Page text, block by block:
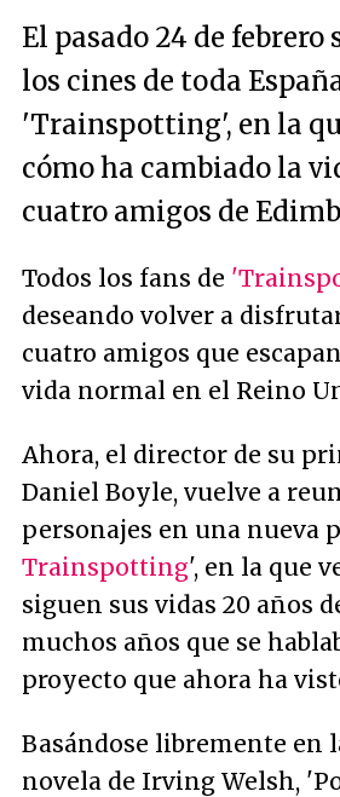
El pasado 24 de febrero
los cines de toda
'Trainspotting', en la
cómo ha cambiado la
cuatro amigos de
Todos los fans de
deseando volver a
cuatro amigos que
vida normal en el Reino
Ahora, el director de su
Daniel Boyle, vuelve a
personajes en una nueva
Trainspotting', en la que
siguen sus vidas 20 años
muchos años que se
proyecto que ahora ha
Basándose libremente en
novela de Irving Welsh,